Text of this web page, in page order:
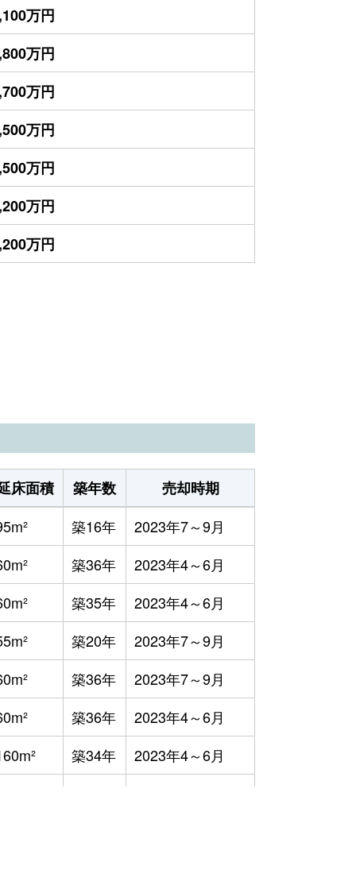
万円
万円
万円
万円
万円
万円
万円
床面積 築年数
売却時期
築16年
2023年7～9月
築36年
2023年4～6月
築35年
2023年4～6月
築20年
2023年7～9月
築36年
2023年7～9月
築36年
2023年4～6月
築34年
2023年4～6月